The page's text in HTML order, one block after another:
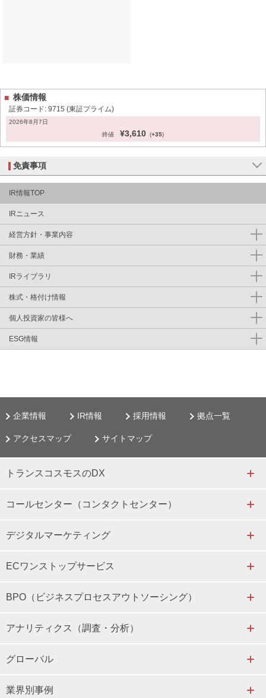
株価情報
証券コード: 9715 (東証プライム)
免責事項
IR情報TOP
IRニュース
経営方針・事業内容
財務・業績
IRライブラリ
株式・格付け情報
個人投資家の皆様へ
ESG情報
企業情報 IR情報 採用情報 拠点一覧
アクセスマップ サイトマップ
トランスコスモスのDX
コールセンター（コンタクトセンター）
デジタルマーケティング
ECワンストップサービス
BPO（ビジネスプロセスアウトソーシング）
アナリティクス（調査・分析）
グローバル
業界別事例